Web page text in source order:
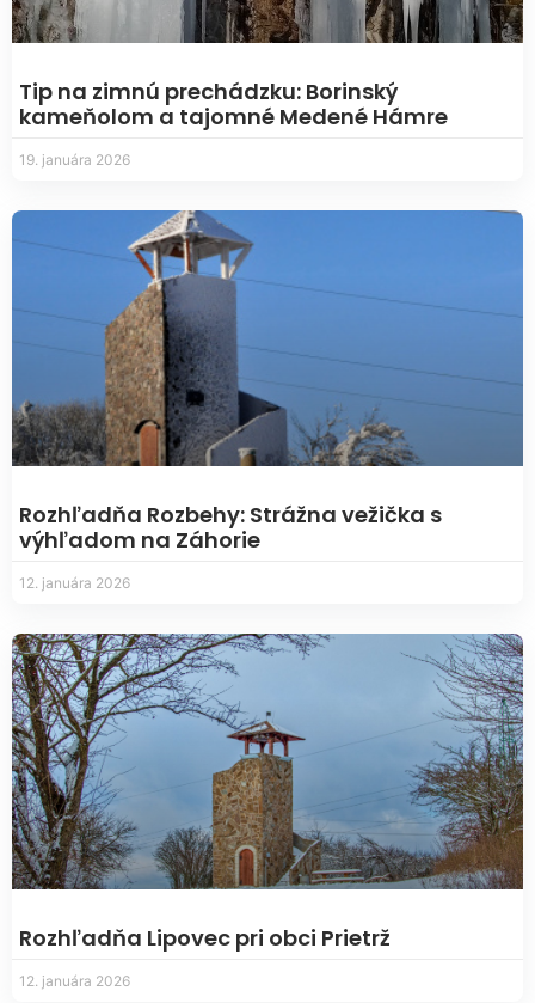
Tip na zimnú prechádzku: Borinský
kameňolom a tajomné Medené Hámre
19. januára 2026
Rozhľadňa Rozbehy: Strážna vežička s
výhľadom na Záhorie
12. januára 2026
Rozhľadňa Lipovec pri obci Prietrž
12. januára 2026